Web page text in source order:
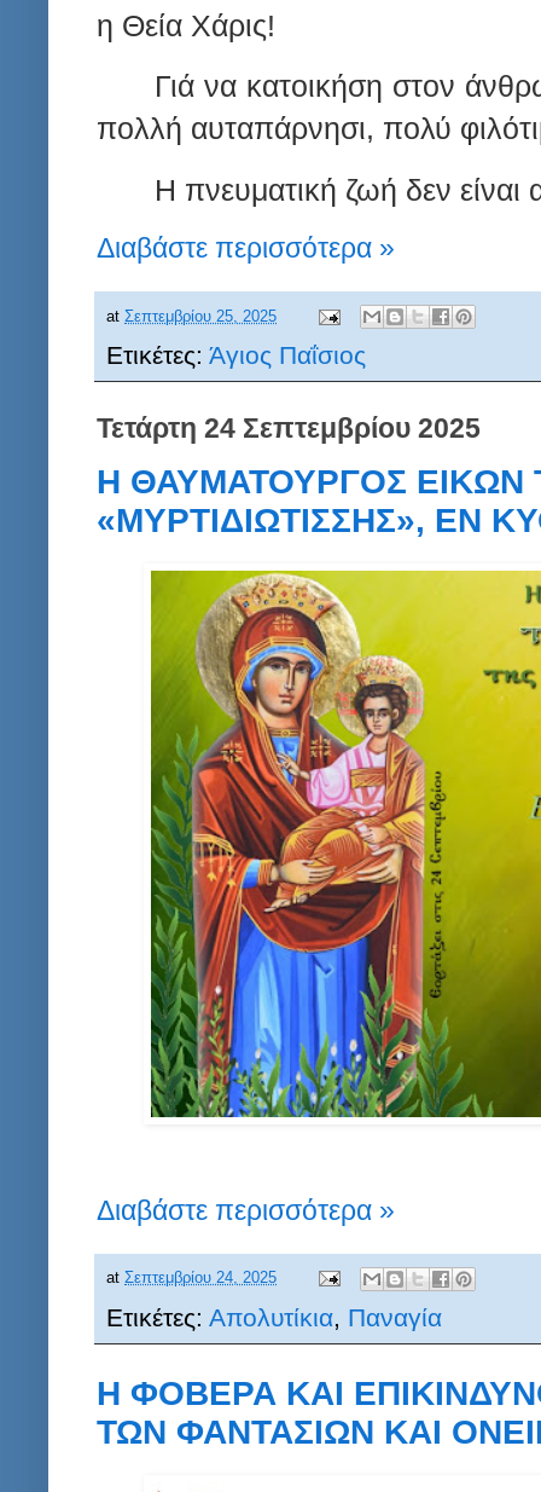
η Θεία Χάρις!
Γιά να κατοικήση στον
πολλή αυταπάρνησι, πολύ
Η πνευματική ζωή δεν είναι
Διαβάστε περισσότερα »
at Σεπτεμβρίου 25, 2025
Ετικέτες: Άγιος Παΐσιος
Τετάρτη 24 Σεπτεμβρίου 2025
Η ΘΑΥΜΑΤΟΥΡΓΟΣ ΕΙΚΩΝ
«ΜΥΡΤΙΔΙΩΤΙΣΣΗΣ», ΕΝ
Διαβάστε περισσότερα »
at Σεπτεμβρίου 24, 2025
Ετικέτες: Απολυτίκια, Παναγία
Η ΦΟΒΕΡΑ ΚΑΙ
ΤΩΝ ΦΑΝΤΑΣΙΩΝ ΚΑΙ